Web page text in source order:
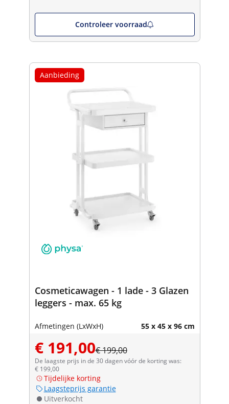
Controleer voorraad
Aanbieding
Cosmeticawagen - 1 lade - 3 Glazen
leggers - max. 65 kg
Afmetingen (LxWxH) 55 x 45 x 96 cm
€ 191,00€ 199,00
De laagste prijs in de 30 dagen vóór de korting was:
€ 199,00
Tijdelijke korting
Laagsteprijs garantie
Uitverkocht